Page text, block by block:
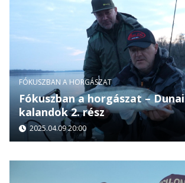
FÓKUSZBAN A HORGÁSZAT
Fókuszban a horgászat – Dunai
kalandok 2. rész
2025.04.09 20:00